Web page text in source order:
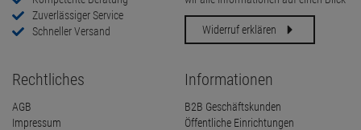
Zuverlässiger Service
Schneller Versand
Widerruf erklären
Rechtliches
AGB
Impressum
Informationen
B2B Geschäftskunden
Öffentliche Einrichtungen